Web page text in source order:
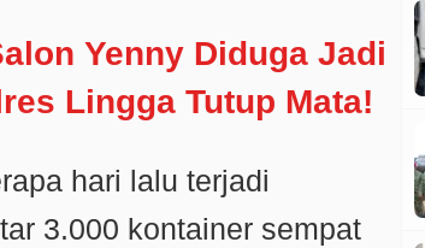
Yenny Diduga Jadi
Lingga Tutup Mata!
hari lalu terjadi
3.000 kontainer sempat